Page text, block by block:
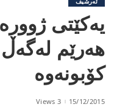
یەكێتی ژوورە
هەرێم
كۆبونەوە
15/12/2015
3 Views